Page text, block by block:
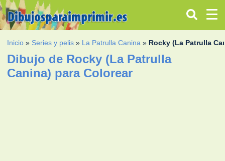
Inicio » Series y pelis » La Patrulla Canina » Rocky (La Patrulla
Dibujo de Rocky (La Patrulla
Canina) para Colorear